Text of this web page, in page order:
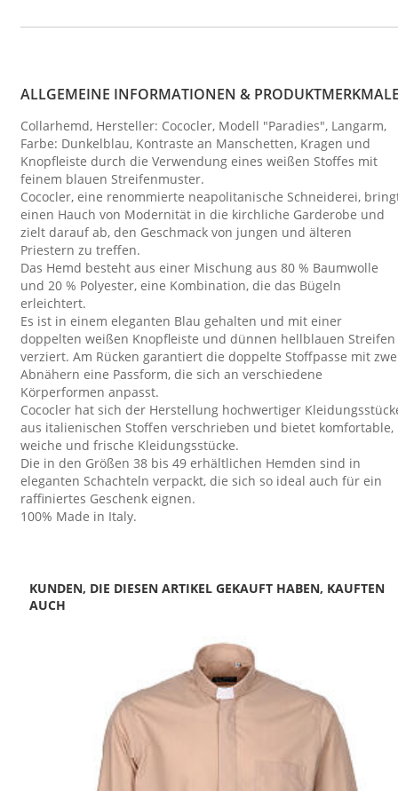
ALLGEMEINE INFORMATIONEN &
Collarhemd, Hersteller: Cococler, Modell "Paradies", Langarm,
Farbe: Dunkelblau, Kontraste an Manschetten, Kragen und
Knopfleiste durch die Verwendung eines weißen Stoffes mit
feinem blauen Streifenmuster.
Cococler, eine renommierte neapolitanische Schneiderei,
einen Hauch von Modernität in die kirchliche Garderobe und
zielt darauf ab, den Geschmack von jungen und älteren
Priestern zu treffen.
Das Hemd besteht aus einer Mischung aus 80 % Baumwolle
und 20 % Polyester, eine Kombination, die das Bügeln
erleichtert.
Es ist in einem eleganten Blau gehalten und mit einer
doppelten weißen Knopfleiste und dünnen hellblauen Streifen
verziert. Am Rücken garantiert die doppelte Stoffpasse mit
Abnähern eine Passform, die sich an verschiedene
Körperformen anpasst.
Cococler hat sich der Herstellung hochwertiger
aus italienischen Stoffen verschrieben und bietet komfortable,
weiche und frische Kleidungsstücke.
Die in den Größen 38 bis 49 erhältlichen Hemden sind in
eleganten Schachteln verpackt, die sich so ideal auch für ein
raffiniertes Geschenk eignen.
100% Made in Italy.
KUNDEN, DIE DIESEN ARTIKEL GEKAUFT HABEN, KAUFTEN
AUCH